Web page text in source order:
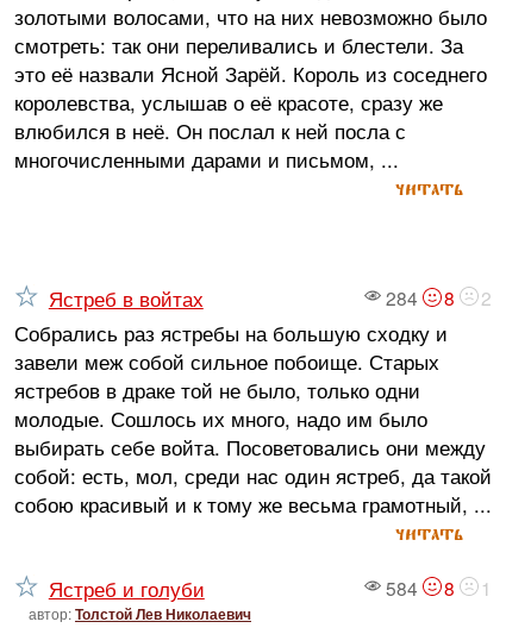
золотыми волосами, что на них невозможно было
смотреть: так они переливались и блестели. За
это её назвали Ясной Зарёй. Король из соседнего
королевства, услышав о её красоте, сразу же
влюбился в неё. Он послал к ней посла с
многочисленными дарами и письмом, ...
читать
284 8 2
Ястреб в войтах
Собрались раз ястребы на большую сходку и
завели меж собой сильное побоище. Старых
ястребов в драке той не было, только одни
молодые. Сошлось их много, надо им было
выбирать себе войта. Посоветовались они между
собой: есть, мол, среди нас один ястреб, да такой
собою красивый и к тому же весьма грамотный, ...
читать
584 8 1
Ястреб и голуби
автор:Толстой Лев Николаевич